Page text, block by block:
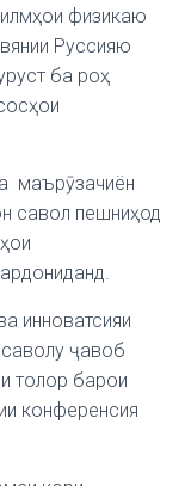
физикаю
Руссияю
ба роҳ
маърӯзачиён
савол пешниҳод
инноватсияи
саволу ҷавоб
толор барои
конференсия